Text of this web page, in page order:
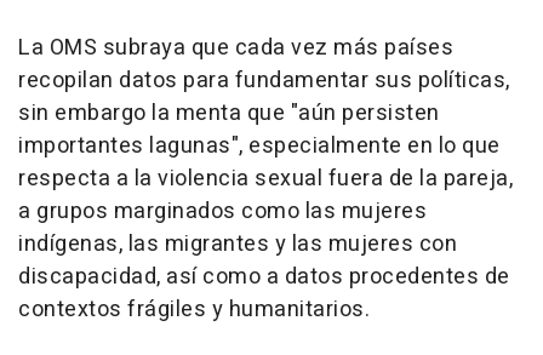
La OMS subraya que cada vez más países
recopilan datos para fundamentar sus políticas,
sin embargo la menta que "aún persisten
importantes lagunas", especialmente en lo que
respecta a la violencia sexual fuera de la pareja,
a grupos marginados como las mujeres
indígenas, las migrantes y las mujeres con
discapacidad, así como a datos procedentes de
contextos frágiles y humanitarios.